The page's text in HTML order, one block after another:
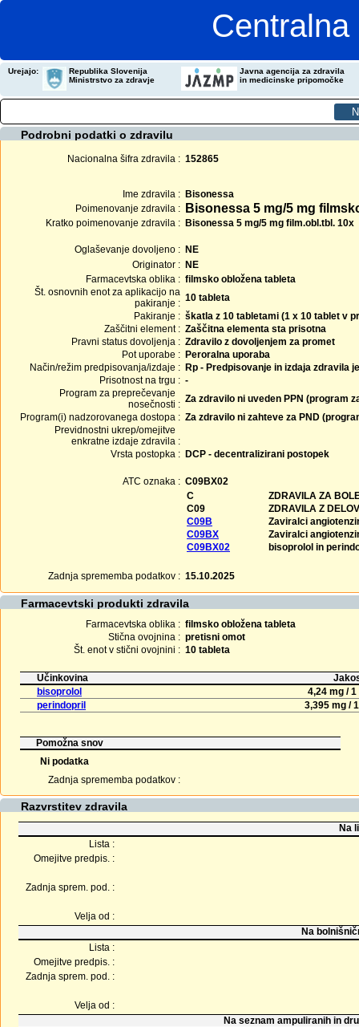
Urejajo:
Republika Slovenija
Ministrstvo za zdravje
Javna agencija za zdravila
in medicinske pripomočke
Podrobni podatki o zdravilu
Nacionalna šifra zdravila : 152865
Ime zdravila : Bisonessa
Poimenovanje zdravila :
Bisonessa 5 mg/5 mg
Kratko poimenovanje zdravila : Bisonessa 5 mg/5 mg film.obl.tbl. 10x
Oglaševanje dovoljeno : NE
Originator : NE
Farmacevtska oblika : filmsko obložena tableta
Št. osnovnih enot za aplikacijo na
pakiranje : 10 tableta
Pakiranje : škatla z 10 tabletami (1 x 10 tablet v
Zaščitni element : Zaščitna elementa sta prisotna
Pravni status dovoljenja : Zdravilo z dovoljenjem za promet
Pot uporabe : Peroralna uporaba
Način/režim predpisovanja/izdaje : Rp - Predpisovanje in izdaja zdravila
Prisotnost na trgu : -
Program za preprečevanje
nosečnosti : Za zdravilo ni uveden PPN (program
Program(i) nadzorovanega dostopa : Za zdravilo ni zahteve za PND
Previdnostni ukrep/omejitve
enkratne izdaje zdravila :
Vrsta postopka : DCP - decentralizirani postopek
ATC oznaka : C09BX02
C
ZDRAVILA ZA
C09
ZDRAVILA Z
C09B
Zaviralci
C09BX
Zaviralci
C09BX02
bisoprolol in
Zadnja sprememba podatkov : 15.10.2025
Farmacevtski produkti zdravila
Farmacevtska oblika : filmsko obložena tableta
Stična ovojnina : pretisni omot
Št. enot v stični ovojnini : 10 tableta
Učinkovina
bisoprolol
4,24 mg /
perindopril
3,395 mg /
Pomožna snov
Ni podatka
Zadnja sprememba podatkov :
Razvrstitev zdravila
Na
Lista :
Omejitve predpis. :
Zadnja sprem. pod. :
Velja od :
Na
Lista :
Omejitve predpis. :
Zadnja sprem. pod. :
Velja od :
Na seznam ampuliranih in